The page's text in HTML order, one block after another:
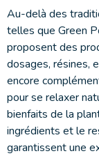
Au-delà des
telles que Green
proposent des
dosages, résines,
encore
pour se relaxer
bienfaits de la
ingrédients et le
garantissent une